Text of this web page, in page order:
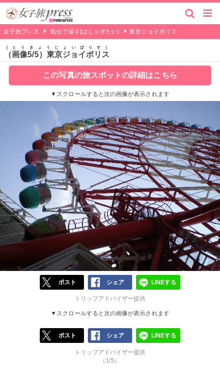
女子旅プレス 気分で探す(はしゃぎたい) 東京ジョイポリス
（画像5/5）東京ジョイポリス
とうきょうじょいぽりす
この写真の旅スポットの詳細はこちら
▼スクロールすると次の画像が表示されます
ポスト シェア LINEする
トリップアドバイザー提供
▼スクロールすると次の画像が表示されます
ポスト シェア LINEする
トリップアドバイザー提供
（1/5）